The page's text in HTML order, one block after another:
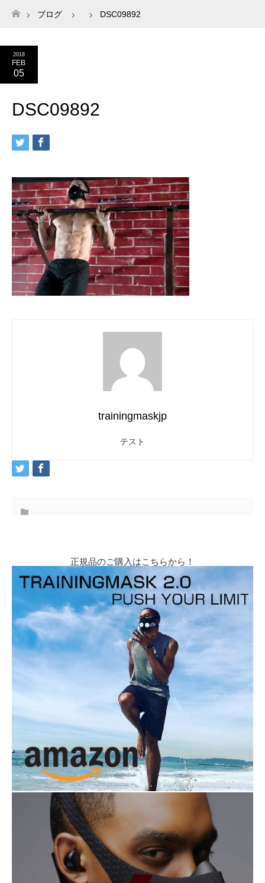
ホーム
ブログ DSC09892
2018
FEB
05
DSC09892
trainingmaskjp
テスト
正規品のご購入はこちらから！